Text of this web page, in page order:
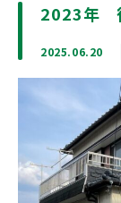
2023年
2025.06.20